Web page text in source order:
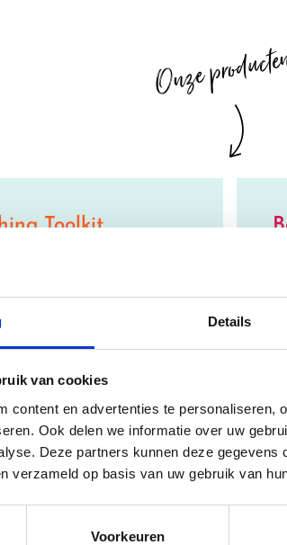
Details
van cookies
content en advertenties te personaliseren,
Ook delen we informatie over uw
Deze partners kunnen deze
verzameld op basis van uw gebruik van
Voorkeuren
Onze
Toolkit
Design in de praktijk,